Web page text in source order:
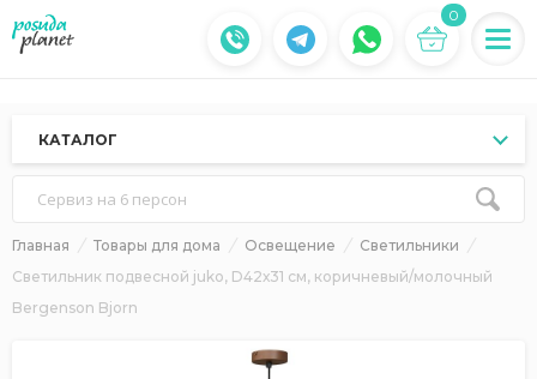
0
КАТАЛОГ
Сервиз на 6 персон
Главная Товары для дома Освещение
Светильники
Светильник подвесной juko, D42х31 см, коричневый/молочный
Bergenson Bjorn